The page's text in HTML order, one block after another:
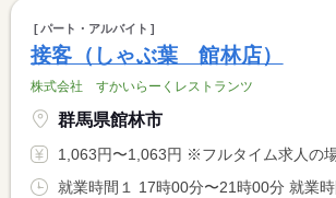
パート・アルバイト
接客（しゃぶ葉 館林店）
株式会社 すかいらーくレストランツ
群馬県館林市
1,063円〜1,063円 ※フルタイム求人の場合は月額（換算額）、パート求人の場